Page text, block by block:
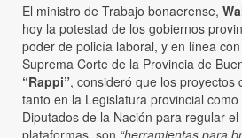
El ministro de Trabajo bonaerense,
hoy la potestad de los gobiernos
poder de policía laboral, y en línea
Suprema Corte de la Provincia de
“Rappi”, consideró que los proyectos
tanto en la Legislatura provincial
Diputados de la Nación para regular
plataformas, son “herramientas para